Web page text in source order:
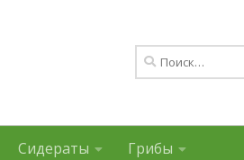
Найти:
Сидераты Грибы